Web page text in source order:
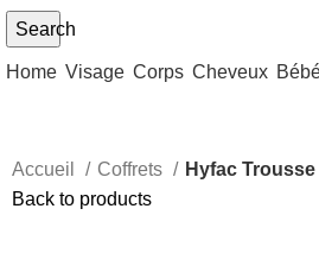
Search
Home Visage Corps Cheveux
Accueil Coffrets
Hyfac
Back to products